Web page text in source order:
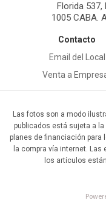
Florida 537,
1005 CABA.
Contacto
Email del Local
Venta a
Las fotos son a modo
publicados está sujeta a
planes de financiación
la compra vía internet.
los artículos